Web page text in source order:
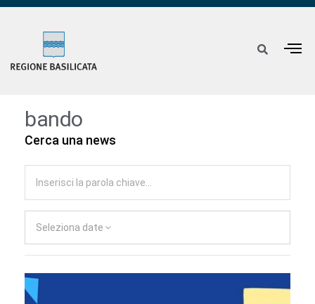
bando
Cerca una news
Seleziona date